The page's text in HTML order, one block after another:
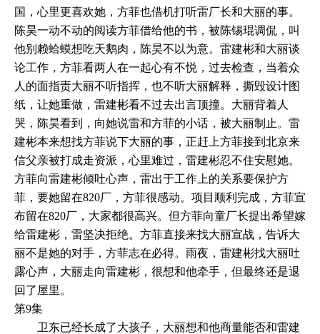
国，心里更喜欢她，方菲也借机打听雷厂长和大丽的事。
陈昊一动不动的阅读方菲借给他的书，被陈锡琨调侃，叫
他别赖蛤蟆想吃天鹅肉，陈昊不以为意。雷建彬和大丽谈
论工作，方菲看两人在一起心有不悦，过去检查，当着众
人的面指责大丽不听指挥，也不听大丽解释，撕毁设计图
纸，让她重做，雷建彬看不过去出言顶撞。大丽背着人
哭，陈昊看到，向她说雷和方菲的小话，被大丽制止。雷
建彬本来想找方菲说下大丽的事，正赶上方菲接到北京来
信父亲被打成走资派，心里难过，雷建彬忍不住安慰她。
方菲向雷建彬倾吐心声，雷出于工作上的关系要保护方
菲，要她留在820厂，方菲很感动。项目顺利完成，方菲宣
布留在820厂，大家都很高兴。但方菲向童厂长提出希望嫁
给雷建彬，雷坚决拒绝。方菲直接来找大丽宣战，告诉大
丽不是她的对手，方菲志在必得。雨夜，雷建彬找大丽吐
露心声，大丽走向雷建彬，很想和他牵手，但最终还是退
回了屋里。
第9集
卫东已经长成了大孩子，大丽想和他商量能否和雷建